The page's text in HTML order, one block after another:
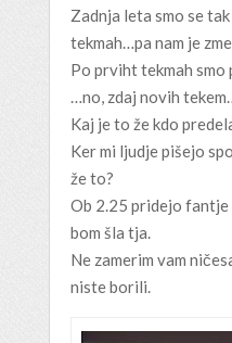
Zadnja leta smo se
tekmah…pa nam je
Po prviht tekmah
…no, zdaj novih
Kaj je to že kdo
Ker mi ljudje pišejo
že to?
Ob 2.25 pridejo fantje
bom šla tja.
Ne zamerim vam
niste borili.